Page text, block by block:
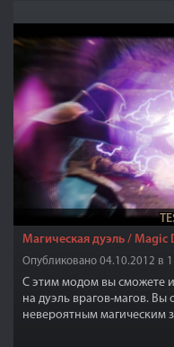
Магическая дуэль / Magic
Опубликовано 04.10.2012 в
С этим модом вы сможете
на дуэль врагов-магов. Вы
невероятным магическим